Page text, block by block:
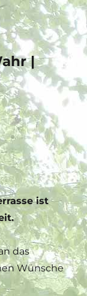
|
ist
das
Wünsche